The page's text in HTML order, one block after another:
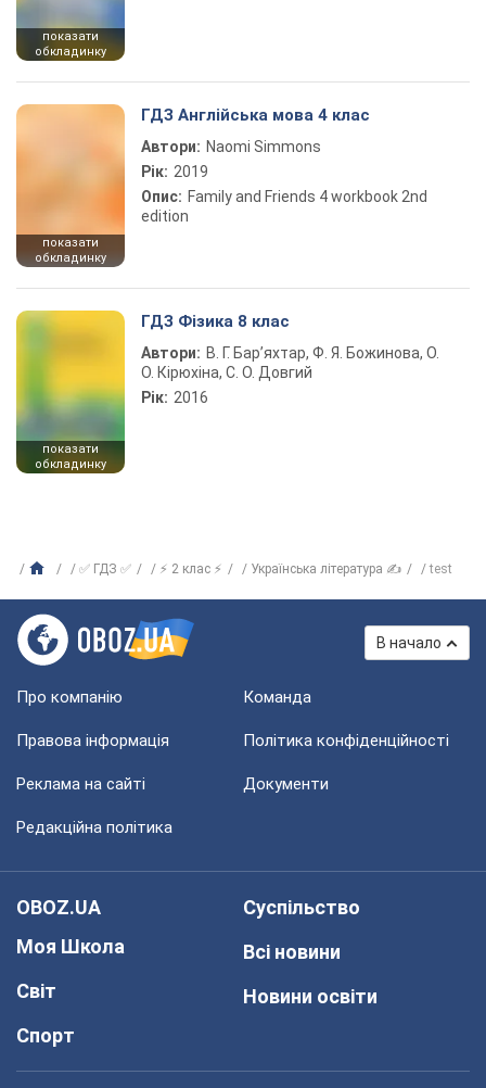
показати
обкладинку
показати
обкладинку
ГДЗ Англійська мова 4 клас
Автори: Naomi Simmons
Рік: 2019
Опис: Family and Friends 4 workbook 2nd
edition
показати
обкладинку
ГДЗ Фізика 8 клас
Автори: В. Г. Бар’яхтар, Ф. Я. Божинова, О.
О. Кірюхіна, С. О. Довгий
Рік: 2016
✅ ГДЗ ✅ ⚡ 2 клас ⚡ Українська література ✍ test
В начало
Про компанію Команда
Правова інформація Політика конфіденційності
Реклама на сайті Документи
Редакційна політика
OBOZ.UA
Моя Школа
Світ
Спорт
Суспільство
Всі новини
Новини освіти